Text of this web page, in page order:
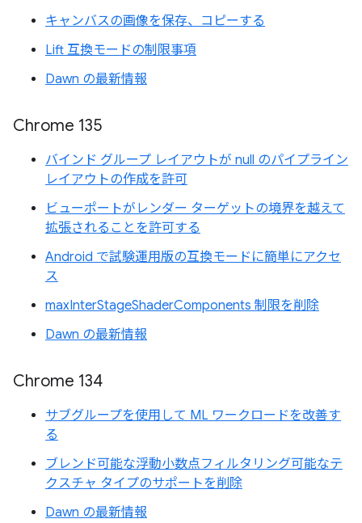
キャンバスの画像を保存、コピーする
Lift 互換モードの制限事項
Dawn の最新情報
Chrome 135
バインド グループ レイアウトが null のパイプライン
レイアウトの作成を許可
ビューポートがレンダー ターゲットの境界を越えて
拡張されることを許可する
Android で試験運用版の互換モードに簡単にアクセ
ス
maxInterStageShaderComponents 制限を削除
Dawn の最新情報
Chrome 134
サブグループを使用して ML ワークロードを改善す
る
ブレンド可能な浮動小数点フィルタリング可能なテ
クスチャ タイプのサポートを削除
Dawn の最新情報